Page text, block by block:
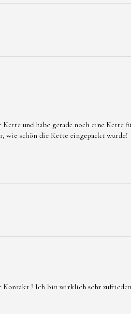
und habe gerade noch eine Kette
wie schön die Kette eingepackt wurde!
Kontakt ! Ich bin wirklich sehr zufrieden